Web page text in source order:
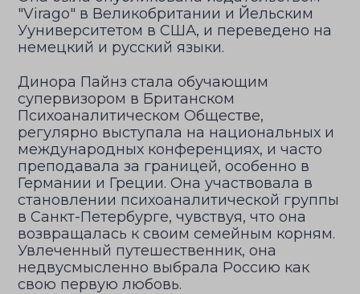
"Virago" в Великобритании и Йельским
Ууниверситетом в США, и переведено на
немецкий и русский языки.
Динора Пайнз стала обучающим
супервизором в Британском
Психоаналитическом Обществе,
регулярно выступала на национальных и
международных конференциях, и часто
преподавала за границей, особенно в
Германии и Греции. Она участвовала в
становлении психоаналитической группы
в Санкт-Петербурге, чувствуя, что она
возвращалась к своим семейным корням.
Увлеченный путешественник, она
недвусмысленно выбрала Россию как
свою первую любовь.